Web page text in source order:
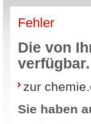
Fehler
Die von
verfügbar.
zur
Sie haben